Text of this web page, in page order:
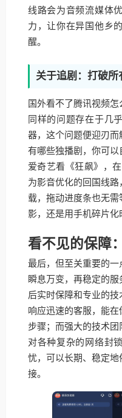
线路会为音频流媒体
力，让你在异国他乡
醒。
关于追剧：打破所
国外看不了腾讯视频怎
同样的问题存在于几
器，这个问题便迎刃
有哪些独播剧，你可
爱奇艺看《狂飙》，
为影音优化的回国线
载，拖动进度条也无
影，还是用手机碎片化
看不见的保障
最后，但至关重要的
瞬息万变，再稳定的
后实时保障和专业的
响应迅速的客服，能
步骤；而强大的技术
对各种复杂的网络封
忧，可以长期、稳定
接。